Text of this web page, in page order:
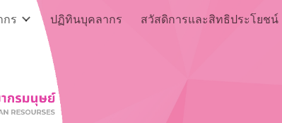
content Skip to
ร ปฏิทินบุคลากร สวัสดิการและสิทธิประโยชน์